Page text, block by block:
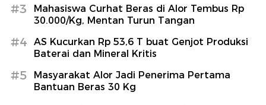
#3
Mahasiswa Curhat Beras di Alor Tembus Rp
30.000/Kg, Mentan Turun Tangan
#4
AS Kucurkan Rp 53,6 T buat Genjot Produksi
Baterai dan Mineral Kritis
#5
Masyarakat Alor Jadi Penerima Pertama
Bantuan Beras 30 Kg